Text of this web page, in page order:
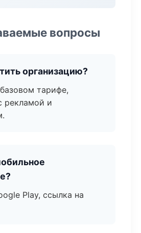
вопросы
организацию?
тарифе,
и
Play, ссылка на